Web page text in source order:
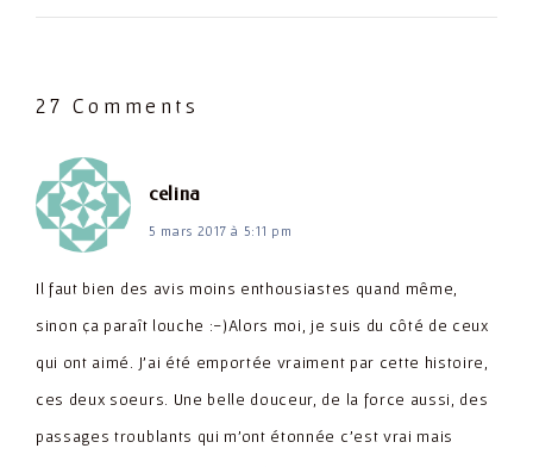
27 Comments
celina
5 mars 2017 à 5:11 pm
Il faut bien des avis moins enthousiastes quand même,
sinon ça paraît louche :-)Alors moi, je suis du côté de ceux
qui ont aimé. J'ai été emportée vraiment par cette histoire,
ces deux soeurs. Une belle douceur, de la force aussi, des
passages troublants qui m'ont étonnée c'est vrai mais